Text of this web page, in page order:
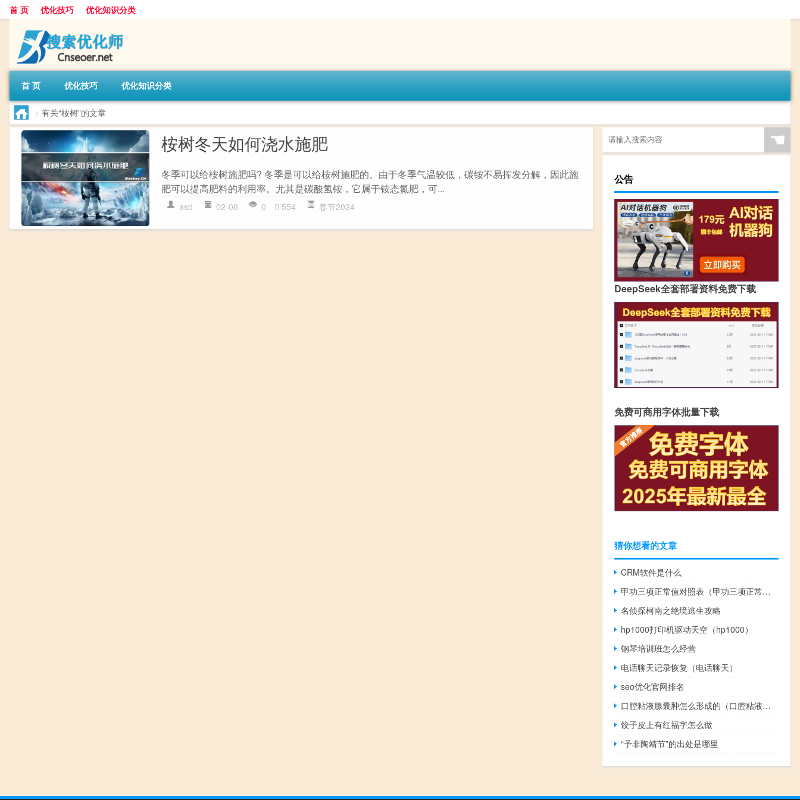
首 页 优化技巧 优化知识分类
首 页 优化技巧 优化知识分类
> 有关“桉树”的文章
桉树冬天如何浇水施肥
冬季可以给桉树施肥吗? 冬季是可以给桉树施肥的。由于冬季气温较低，碳铵不易挥发分解，因此施
肥可以提高肥料的利用率。尤其是碳酸氢铵，它属于铵态氮肥，可...
asd 02-06 0 554 春节2024
☚
公告
DeepSeek全套部署资料免费下载
免费可商用字体批量下载
猜你想看的文章
CRM软件是什么
甲功三项正常值对照表（甲功三项正常值）
名侦探柯南之绝境逃生攻略
hp1000打印机驱动天空（hp1000）
钢琴培训班怎么经营
电话聊天记录恢复（电话聊天）
seo优化官网排名
口腔粘液腺囊肿怎么形成的（口腔粘液腺囊肿的危害）
饺子皮上有红福字怎么做
“予非陶靖节”的出处是哪里